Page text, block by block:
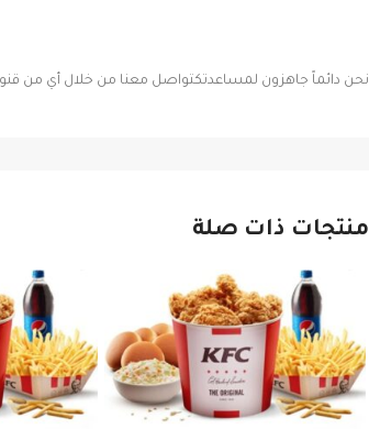
نحن دائماً جاهزون لمساعدتكتواصل معنا من خلال أي من
منتجات ذات صلة